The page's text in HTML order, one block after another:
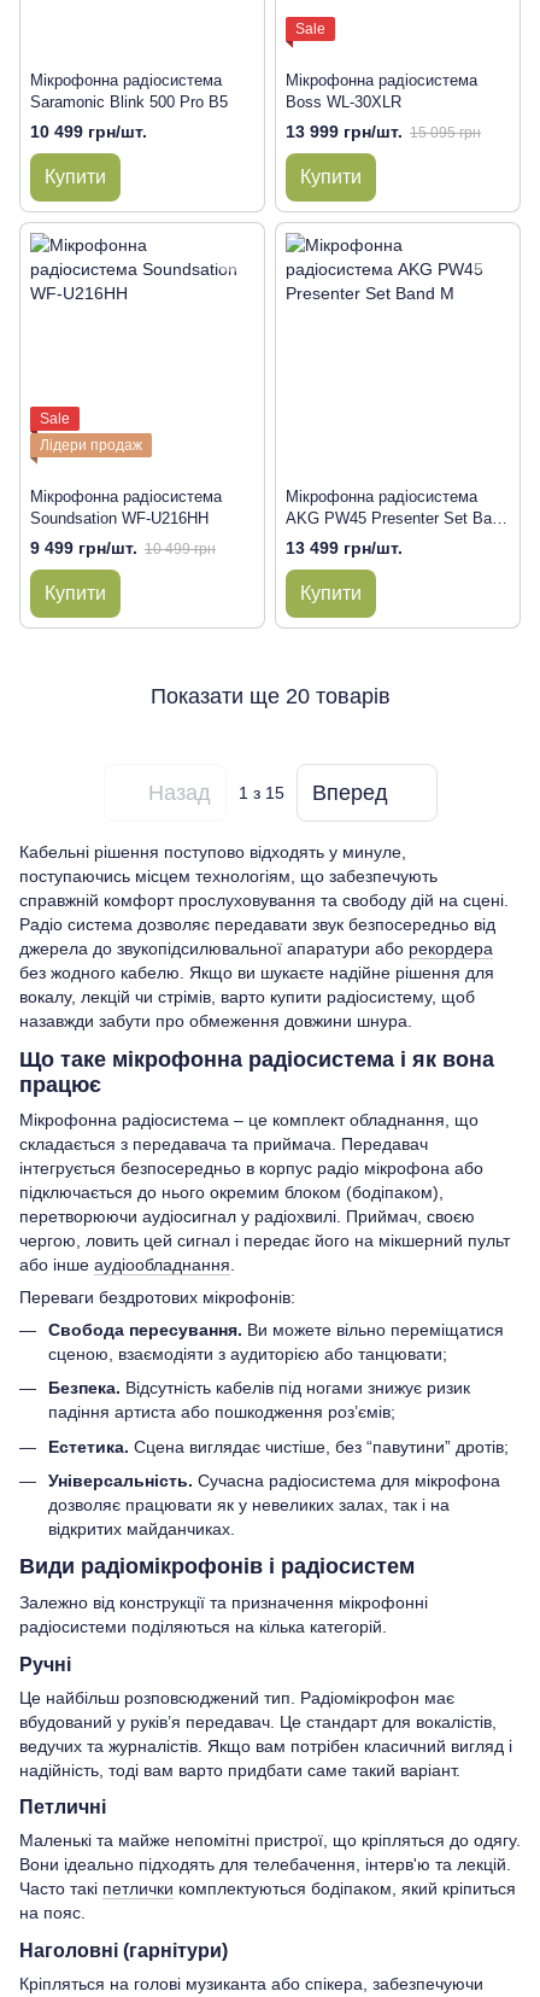
Мікрофонна радіосистема
Saramonic Blink 500 Pro B5
10 499 грн/шт.
Купити
Sale
Мікрофонна радіосистема
Boss WL-30XLR
13 999 грн/шт. 15 095 грн
Купити
Sale
Лідери продаж
Мікрофонна радіосистема
Soundsation WF-U216HH
9 499 грн/шт. 10 499 грн
Купити
Мікрофонна радіосистема
AKG PW45 Presenter Set Band
M
13 499 грн/шт.
Купити
Показати ще 20 товарів
Назад 1з 15 Вперед
Кабельні рішення поступово відходять у минуле,
поступаючись місцем технологіям, що забезпечують
справжній комфорт прослуховування та свободу дій на сцені.
Радіо система дозволяє передавати звук безпосередньо від
джерела до звукопідсилювальної апаратури або рекордера
без жодного кабелю. Якщо ви шукаєте надійне рішення для
вокалу, лекцій чи стрімів, варто купити радіосистему, щоб
назавжди забути про обмеження довжини шнура.
Що таке мікрофонна радіосистема і як вона
працює
Мікрофонна радіосистема – це комплект обладнання, що
складається з передавача та приймача. Передавач
інтегрується безпосередньо в корпус радіо мікрофона або
підключається до нього окремим блоком (бодіпаком),
перетворюючи аудіосигнал у радіохвилі. Приймач, своєю
чергою, ловить цей сигнал і передає його на мікшерний пульт
або інше аудіообладнання
Переваги бездротових мікрофонів:
Свобода пересування. Ви можете вільно переміщатися
сценою, взаємодіяти з аудиторією або танцювати;
Безпека. Відсутність кабелів під ногами знижує ризик
падіння артиста або пошкодження роз’ємів;
Естетика. Сцена виглядає чистіше, без “павутини” дротів;
Універсальність. Сучасна радіосистема для мікрофона
дозволяє працювати як у невеликих залах, так і на
відкритих майданчиках.
Види радіомікрофонів і радіосистем
Залежно від конструкції та призначення мікрофонні
радіосистеми поділяються на кілька категорій.
Ручні
Це найбільш розповсюджений тип. Радіомікрофон має
вбудований у руків’я передавач. Це стандарт для вокалістів,
ведучих та журналістів. Якщо вам потрібен класичний вигляд і
надійність, тоді вам варто придбати саме такий варіант.
Петличні
Маленькі та майже непомітні пристрої, що кріпляться до одягу.
Вони ідеально підходять для телебачення, інтерв'ю та лекцій.
Часто такі петлички комплектуються бодіпаком, який кріпиться
на пояс.
Наголовні (гарнітури)
Кріпляться на голові музиканта або спікера, забезпечуючи